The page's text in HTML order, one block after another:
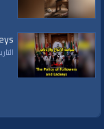
التاريخ: